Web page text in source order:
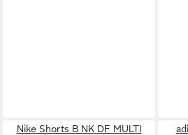
Nike Shorts B NK DF MULTI